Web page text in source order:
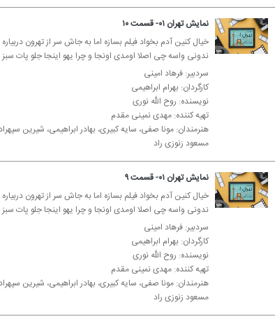
نمایش تهران ۰۱- قسمت ۱۰
خیال كنین آدم بخواد فیلم بسازه اما به جاش سر از تهرون
ندونی واسه چی اصلا اومدی اونجا و چرا یهو اینجا جلو پات سبز
سردبیر: فرهاد امینی
كارگردان: بهرام ابراهیمی
نویسنده: روح الله نوری
تهیه كننده: مهدی نمینی مقدم
هنرمندان: مونا صفی، سایه كبیری، بهادر ابراهیمی، شیرین
مسعود زنوزی راد
نمایش تهران ۰۱- قسمت ۹
خیال كنین آدم بخواد فیلم بسازه اما به جاش سر از تهرون
ندونی واسه چی اصلا اومدی اونجا و چرا یهو اینجا جلو پات سبز
سردبیر: فرهاد امینی
كارگردان: بهرام ابراهیمی
نویسنده: روح الله نوری
تهیه كننده: مهدی نمینی مقدم
هنرمندان: مونا صفی، سایه كبیری، بهادر ابراهیمی، شیرین
مسعود زنوزی راد